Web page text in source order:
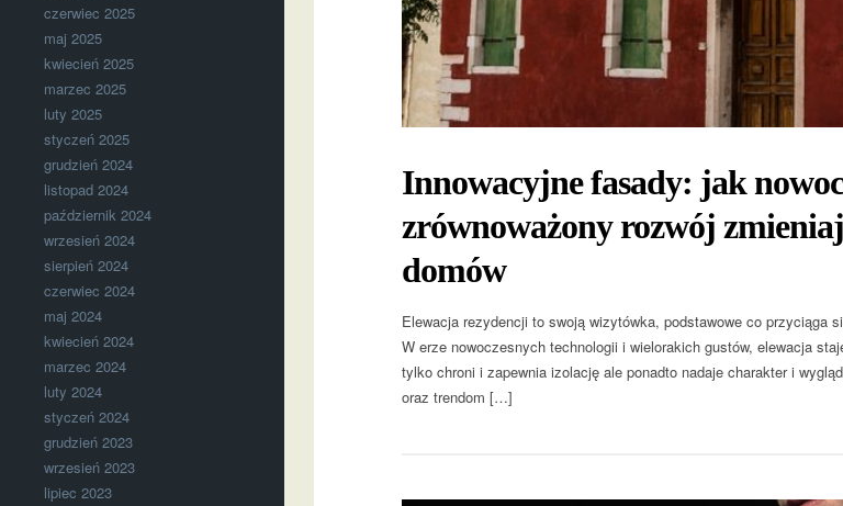
czerwiec 2025
maj 2025
kwiecień 2025
marzec 2025
luty 2025
styczeń 2025
grudzień 2024
listopad 2024
październik 2024
wrzesień 2024
sierpień 2024
czerwiec 2024
maj 2024
kwiecień 2024
marzec 2024
luty 2024
styczeń 2024
grudzień 2023
wrzesień 2023
lipiec 2023
Innowacyjne fasady: jak
zrównoważony rozwój
domów
Elewacja rezydencji to swoją wizytówka, podstawowe co
W erze nowoczesnych technologii i wielorakich gustów, elewacja
tylko chroni i zapewnia izolację ale ponadto nadaje charakter i
oraz trendom […]